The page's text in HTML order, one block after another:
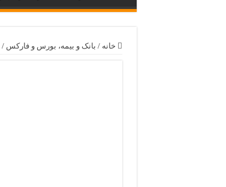
خانه / بانک و بیمه، بورس و فارکس /